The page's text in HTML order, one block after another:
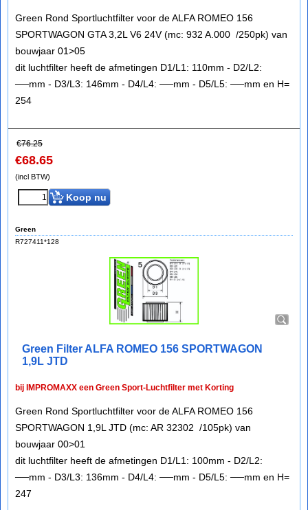
Green Rond Sportluchtfilter voor de ALFA ROMEO 156
SPORTWAGON GTA 3,2L V6 24V (mc: 932 A.000 /250pk) van
bouwjaar 01>05
dit luchtfilter heeft de afmetingen D1/L1: 110mm - D2/L2:
──mm - D3/L3: 146mm - D4/L4: ──mm - D5/L5: ──mm en H=
254
€76.25
€68.65
(incl BTW)
Koop nu
Green
R727411*128
Green Filter ALFA ROMEO 156 SPORTWAGON
1,9L JTD
bij IMPROMAXX een Green Sport-Luchtfilter met Korting
Green Rond Sportluchtfilter voor de ALFA ROMEO 156
SPORTWAGON 1,9L JTD (mc: AR 32302 /105pk) van
bouwjaar 00>01
dit luchtfilter heeft de afmetingen D1/L1: 100mm - D2/L2:
──mm - D3/L3: 136mm - D4/L4: ──mm - D5/L5: ──mm en H=
247